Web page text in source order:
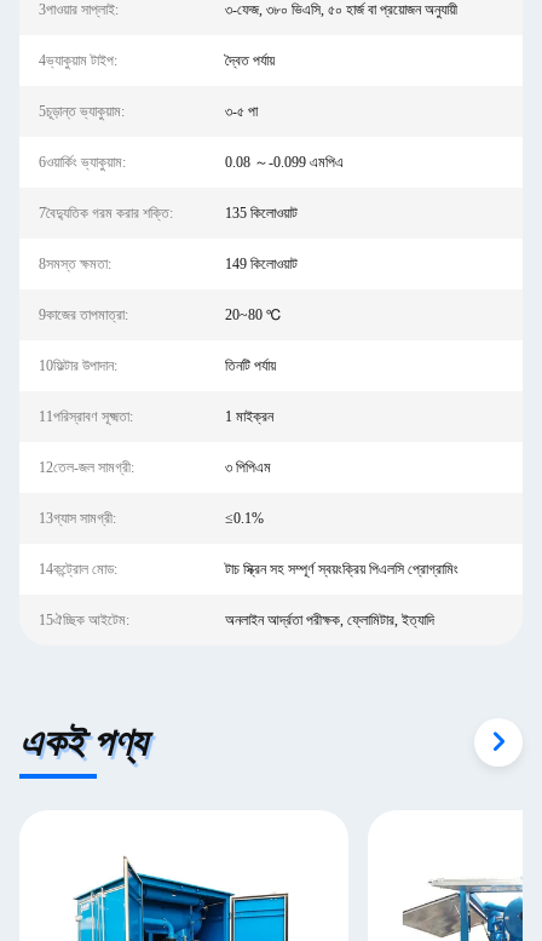
3পাওয়ার সাপ্লাই: ৩-ফেজ, ৩৮০ ভিএসি, ৫০ হার্জ বা প্রয়োজন অনুযায়ী
4ভ্যাকুয়াম টাইপ: দ্বৈত পর্যায়
5চূড়ান্ত ভ্যাকুয়াম: ৩-৫ পা
6ওয়ার্কিং ভ্যাকুয়াম: 0.08 ～-0.099 এমপিএ
7বৈদ্যুতিক গরম করার শক্তি: 135 কিলোওয়াট
8সমস্ত ক্ষমতা: 149 কিলোওয়াট
9কাজের তাপমাত্রা: 20~80 ℃
10ফিল্টার উপাদান: তিনটি পর্যায়
11পরিস্রাবণ সূক্ষ্মতা: 1 মাইক্রন
12তেল-জল সামগ্রী: ৩ পিপিএম
13গ্যাস সামগ্রী: ≤0.1%
14কন্ট্রোল মোড: টাচ স্ক্রিন সহ সম্পূর্ণ স্বয়ংক্রিয় পিএলসি প্রোগ্রামিং
15ঐচ্ছিক আইটেম: অনলাইন আর্দ্রতা পরীক্ষক, ফ্লোমিটার, ইত্যাদি
একই পণ্য